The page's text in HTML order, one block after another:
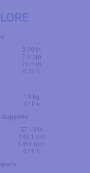
2.99 in
7.6 cm
76 mm
0.25 ft
19 kg
42 lbs
Supporto
57.13 in
145.1 cm
1451 mm
4.76 ft